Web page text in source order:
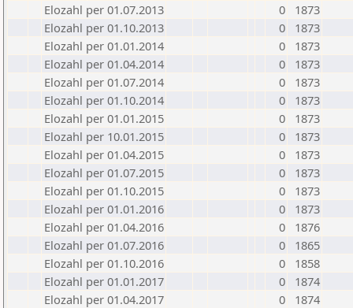
Elozahl per 01.07.2013
0
1873
Elozahl per 01.10.2013
0
1873
Elozahl per 01.01.2014
0
1873
Elozahl per 01.04.2014
0
1873
Elozahl per 01.07.2014
0
1873
Elozahl per 01.10.2014
0
1873
Elozahl per 01.01.2015
0
1873
Elozahl per 10.01.2015
0
1873
Elozahl per 01.04.2015
0
1873
Elozahl per 01.07.2015
0
1873
Elozahl per 01.10.2015
0
1873
Elozahl per 01.01.2016
0
1873
Elozahl per 01.04.2016
0
1876
Elozahl per 01.07.2016
0
1865
Elozahl per 01.10.2016
0
1858
Elozahl per 01.01.2017
0
1874
Elozahl per 01.04.2017
0
1874